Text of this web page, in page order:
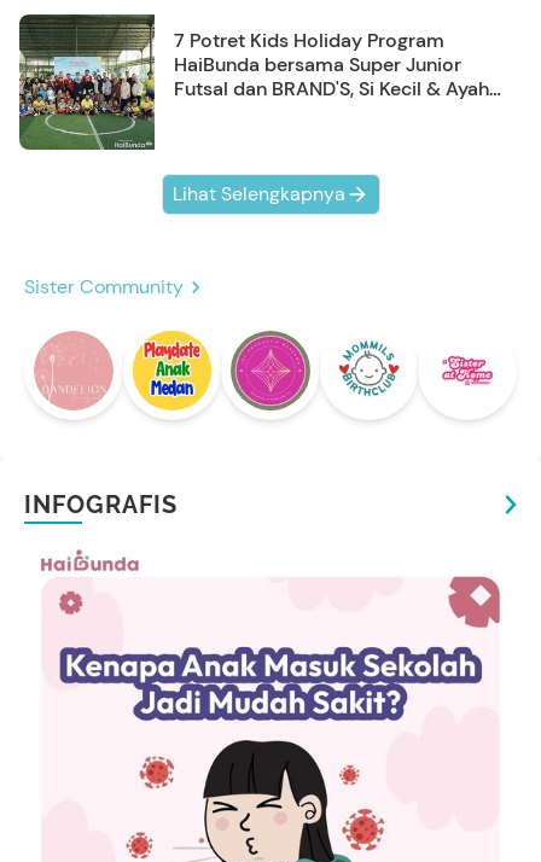
7 Potret Kids Holiday Program
HaiBunda bersama Super Junior
Futsal dan BRAND'S, Si Kecil & Ayah
Lihat Selengkapnya
Sister Community
INFOGRAFIS